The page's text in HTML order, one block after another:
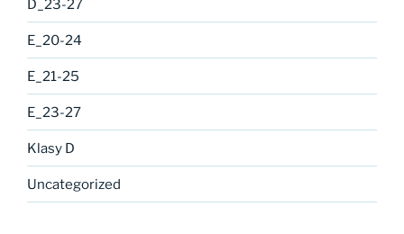
D_23-27
E_20-24
E_21-25
E_23-27
Klasy D
Uncategorized